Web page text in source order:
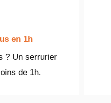
en 1h
? Un serrurier
de 1h.